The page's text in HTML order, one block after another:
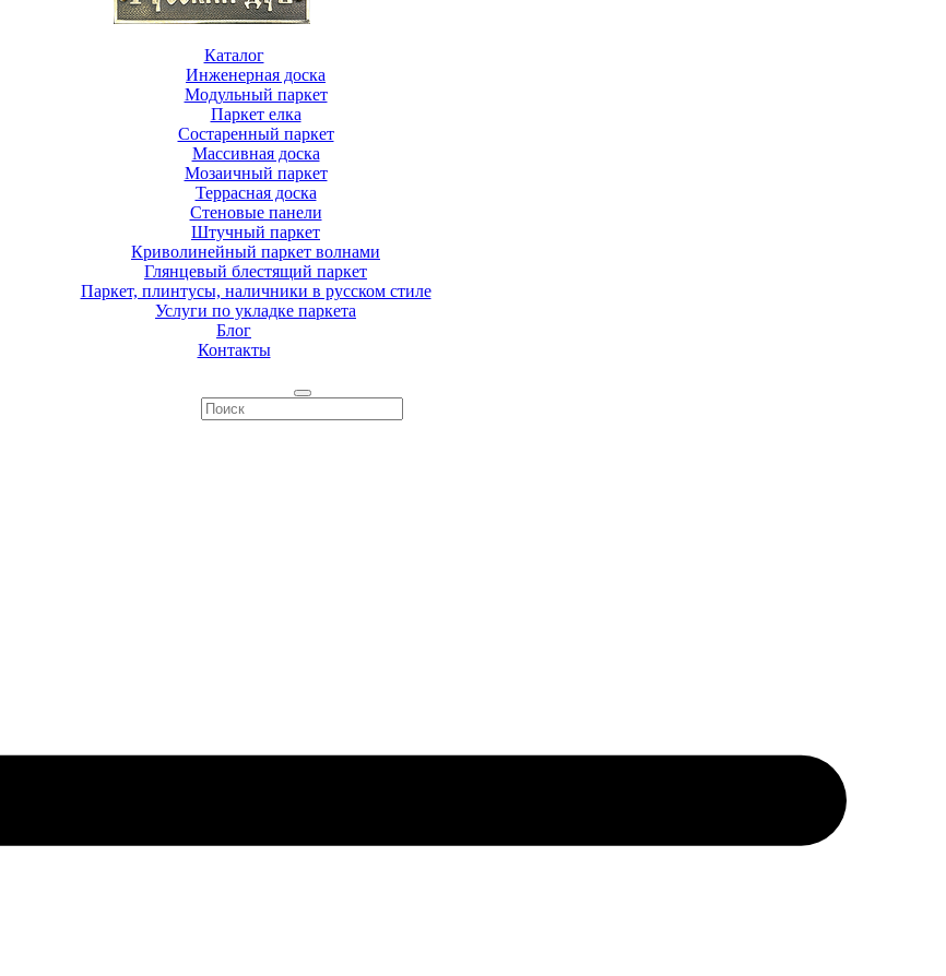
Каталог
Инженерная доска
Модульный паркет
Паркет елка
Состаренный паркет
Массивная доска
Мозаичный паркет
Террасная доска
Стеновые панели
Штучный паркет
Криволинейный паркет волнами
Глянцевый блестящий паркет
Паркет, плинтусы, наличники в русском стиле
Услуги по укладке паркета
Блог
Контакты